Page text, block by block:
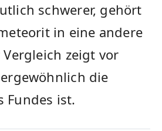
schwerer, gehört
in eine andere
zeigt vor
die
Fundes ist.